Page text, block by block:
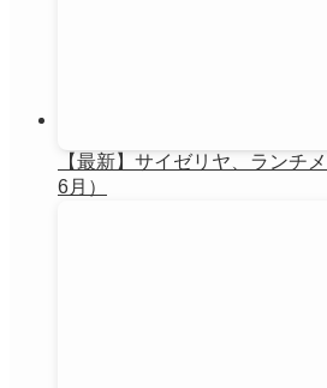
【最新】サイゼリヤ、ランチ
6月）